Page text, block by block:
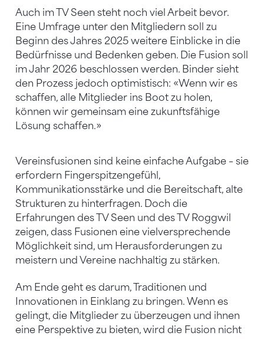
Auch im TV Seen steht noch viel Arbeit bevor.
Eine Umfrage unter den Mitgliedern soll zu
Beginn des Jahres 2025 weitere Einblicke in die
Bedürfnisse und Bedenken geben. Die Fusion soll
im Jahr 2026 beschlossen werden. Binder sieht
den Prozess jedoch optimistisch: «Wenn wir es
schaffen, alle Mitglieder ins Boot zu holen,
können wir gemeinsam eine zukunftsfähige
Lösung schaffen.»
Vereinsfusionen sind keine einfache Aufgabe – sie
erfordern Fingerspitzengefühl,
Kommunikationsstärke und die Bereitschaft, alte
Strukturen zu hinterfragen. Doch die
Erfahrungen des TV Seen und des TV Roggwil
zeigen, dass Fusionen eine vielversprechende
Möglichkeit sind, um Herausforderungen zu
meistern und Vereine nachhaltig zu stärken.
Am Ende geht es darum, Traditionen und
Innovationen in Einklang zu bringen. Wenn es
gelingt, die Mitglieder zu überzeugen und ihnen
eine Perspektive zu bieten, wird die Fusion nicht